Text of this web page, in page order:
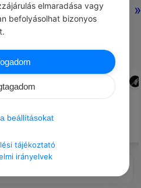
»
ADMIN
elmaradása vagy
befolyásolhat bizonyos
beállításokat
tájékoztató
irányelvek